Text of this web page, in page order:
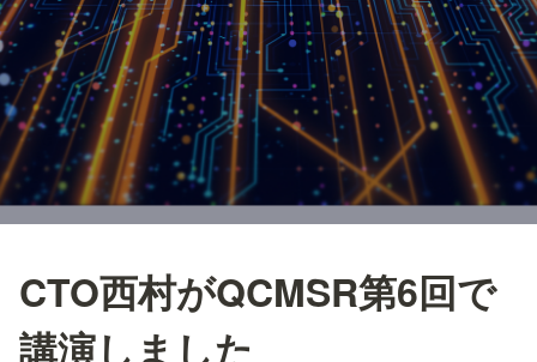
CTO西村がQCMSR第6回で
講演しました